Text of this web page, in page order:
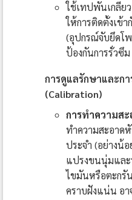
ใช้เทปพันเกลีย
ให้การติดตั้งเข้
(อุปกรณ์จับยึดโ
ป้องกันการรั่วซึม
การดูแลรักษาและก
(Calibration)
การทำความสะ
ทำความสะอาด
ประจำ (อย่างน้
แปรงขนนุ่มและ
ไขมันหรือตะกรั
คราบฝังแน่น อา